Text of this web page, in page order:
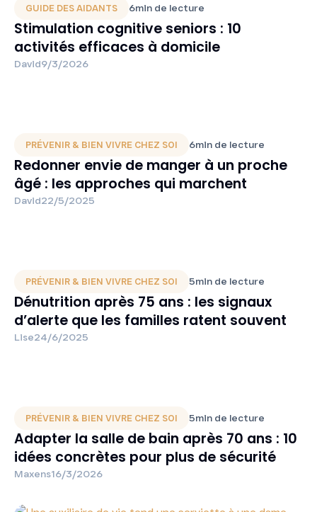
GUIDE DES AIDANTS 6min de lecture
Stimulation cognitive seniors : 10
activités efficaces à domicile
David9/3/2026
PRÉVENIR & BIEN VIVRE CHEZ SOI 6min de lecture
Redonner envie de manger à un proche
âgé : les approches qui marchent
David22/5/2025
PRÉVENIR & BIEN VIVRE CHEZ SOI 5min de lecture
Dénutrition après 75 ans : les signaux
d’alerte que les familles ratent souvent
Lise24/6/2025
PRÉVENIR & BIEN VIVRE CHEZ SOI 5min de lecture
Adapter la salle de bain après 70 ans : 10
idées concrètes pour plus de sécurité
Maxens16/3/2026